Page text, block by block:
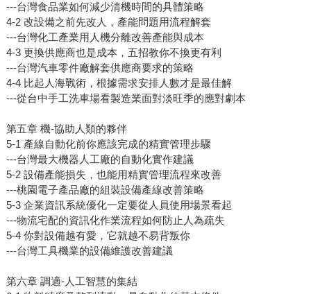
---台灣食品業如何減少清機時間的具體策略
4-2 改設備之前先改人，產能問題用流程解套
---台灣化工產業用人機分離改善產能與成本
4-3 更換供應商也是成本，五招教你不換更有利
---台灣汽車零件廠解套供應商要求的策略
4-4 比起人海戰術，根據需求安排人數才是最佳解
---從台中手工洗車場看製造業面對淡旺季的應對劇本
第五章 機-協助人類的夥伴
5-1 產線自動化前你應該完成的精實管理步驟
---台灣最大機器人工廠的自動化實作建議
5-2 設備產能損失，也能用精實管理流程來改善
---桃園電子產品廠的組裝設備產線改善策略
5-3 企業資訊系統優化一定要從人員使用場景看起
---物流宅配的資訊化作業流程如何防止人為疏失
5-4 你對設備越有愛，它就越不易背叛你
---台灣工具機業的設備維護改善建議
第六章 調適-人工智慧的集結